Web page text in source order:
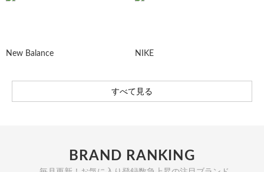
New Balance NIKE
すべて見る
BRAND RANKING